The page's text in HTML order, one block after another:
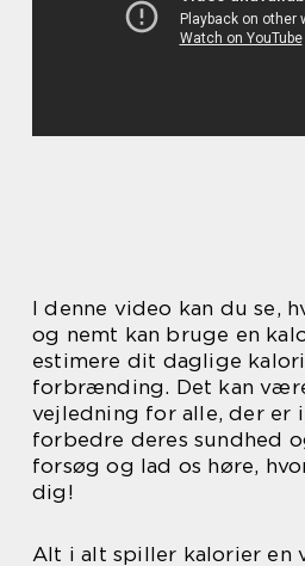
I denne video kan du se,
og nemt kan bruge en
estimere dit daglige
forbrænding. Det kan
vejledning for alle, der er
forbedre deres sundhed
forsøg og lad os høre,
dig!
Alt i alt spiller kalorier en